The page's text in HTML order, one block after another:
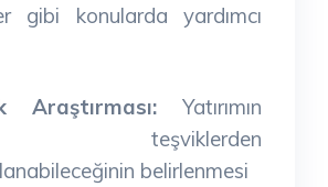
gibi konularda yardımcı
Araştırması: Yatırımın
teşviklerden
belirlenmesi